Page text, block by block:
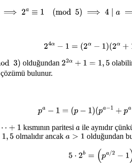
2a= 1+ 5q ⟹2a≡ 1(mod5) ⟹ ∣a
2 4α−1=( 2α −1)(2α +1 )
olduğundan22α +1 =1,5
çözümü bulunur.
pa −1=(p −1)(pa− 1+ pa
1 kısmının paritesi a ile aynıdır
olmalıdır ancak a>1 olduğundan
5⋅2 b=(pa/ 2− 1)